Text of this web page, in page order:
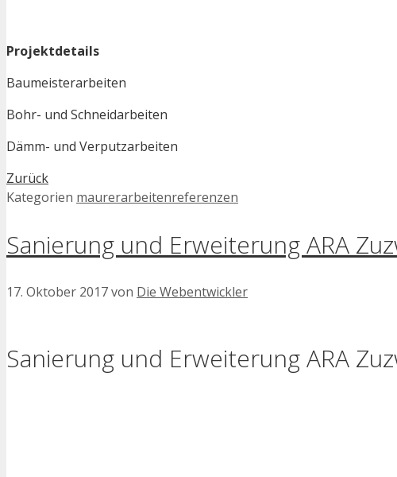
Projektdetails
Baumeisterarbeiten
Bohr- und Schneidarbeiten
Dämm- und Verputzarbeiten
Zurück
Kategorien maurerarbeitenreferenzen
Sanierung und Erweiterung ARA
17. Oktober 2017von Die Webentwickler
Sanierung und Erweiterung ARA